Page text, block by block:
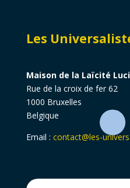
Les
Maison de la Laïcité
Rue de la croix de fer 62
1000 Bruxelles
Belgique
Email : contact@les-